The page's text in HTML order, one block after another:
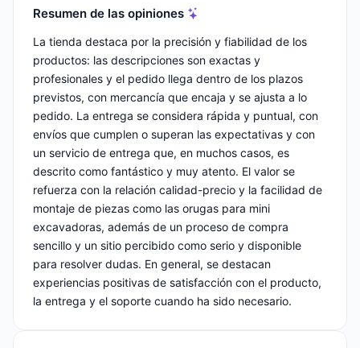
Resumen de las opiniones
La tienda destaca por la precisión y fiabilidad de los
productos: las descripciones son exactas y
profesionales y el pedido llega dentro de los plazos
previstos, con mercancía que encaja y se ajusta a lo
pedido. La entrega se considera rápida y puntual, con
envíos que cumplen o superan las expectativas y con
un servicio de entrega que, en muchos casos, es
descrito como fantástico y muy atento. El valor se
refuerza con la relación calidad-precio y la facilidad de
montaje de piezas como las orugas para mini
excavadoras, además de un proceso de compra
sencillo y un sitio percibido como serio y disponible
para resolver dudas. En general, se destacan
experiencias positivas de satisfacción con el producto,
la entrega y el soporte cuando ha sido necesario.